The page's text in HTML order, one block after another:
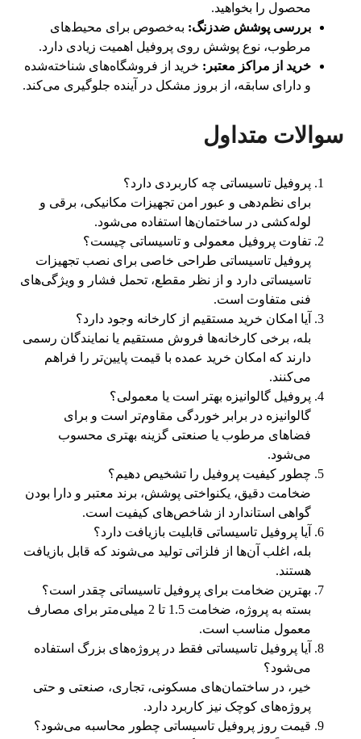
محصول را بخواهید.
بررسی پوشش ضدزنگ: به‌خصوص برای محیط‌های
مرطوب، نوع پوشش روی پروفیل اهمیت زیادی دارد.
خرید از مراکز معتبر: خرید از فروشگاه‌های شناخته‌شده
و دارای سابقه، از بروز مشکل در آینده جلوگیری می‌کند.
سوالات متداول
پروفیل تاسیساتی چه کاربردی دارد؟
برای نظم‌دهی و عبور امن تجهیزات مکانیکی، برقی و
لوله‌کشی در ساختمان‌ها استفاده می‌شود.
تفاوت پروفیل معمولی و تاسیساتی چیست؟
پروفیل تاسیساتی طراحی خاصی برای نصب تجهیزات
تاسیساتی دارد و از نظر مقطع، تحمل فشار و ویژگی‌های
فنی متفاوت است.
آیا امکان خرید مستقیم از کارخانه وجود دارد؟
بله، برخی کارخانه‌ها فروش مستقیم یا نمایندگان رسمی
دارند که امکان خرید عمده با قیمت پایین‌تر را فراهم
می‌کنند.
پروفیل گالوانیزه بهتر است یا معمولی؟
گالوانیزه در برابر خوردگی مقاوم‌تر است و برای
فضاهای مرطوب یا صنعتی گزینه بهتری محسوب
می‌شود.
چطور کیفیت پروفیل را تشخیص دهیم؟
ضخامت دقیق، یکنواختی پوشش، برند معتبر و دارا بودن
گواهی استاندارد از شاخص‌های کیفیت است.
آیا پروفیل تاسیساتی قابلیت بازیافت دارد؟
بله، اغلب آن‌ها از فلزاتی تولید می‌شوند که قابل بازیافت
هستند.
بهترین ضخامت برای پروفیل تاسیساتی چقدر است؟
بسته به پروژه، ضخامت 1.5 تا 2 میلی‌متر برای مصارف
معمول مناسب است.
آیا پروفیل تاسیساتی فقط در پروژه‌های بزرگ استفاده
می‌شود؟
خیر، در ساختمان‌های مسکونی، تجاری، صنعتی و حتی
پروژه‌های کوچک نیز کاربرد دارد.
قیمت روز پروفیل تاسیساتی چطور محاسبه می‌شود؟